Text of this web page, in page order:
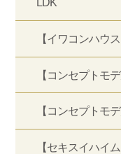
LDK
【イワコンハウ
【コンセプトモ
【コンセプトモ
【セキスイハイ